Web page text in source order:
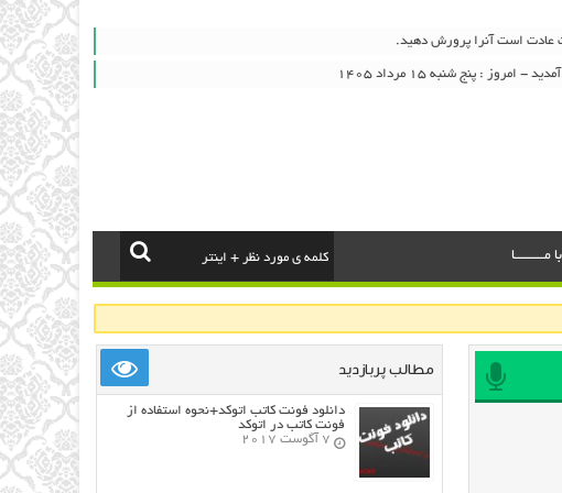
عادت است آنرا پرورش دهید.
- امروز : پنج شنبه ۱۵ مرداد ۱۴۰۵
مطالب پربازدید
دانلود فونت کاتب اتوکد+نحوه استفاده از
فونت کاتب در اتوکد
7 آگوست 2017